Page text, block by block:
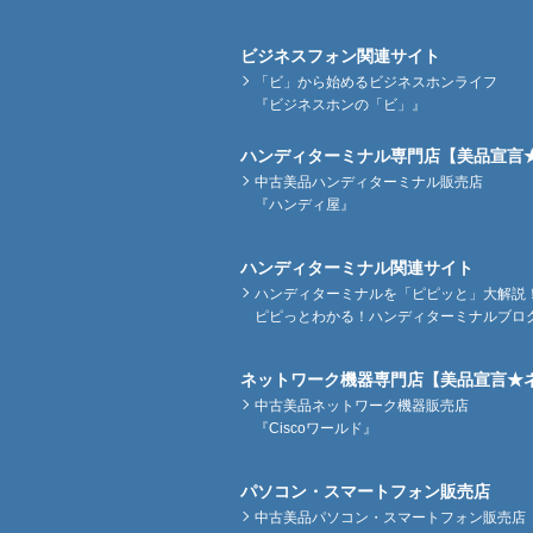
ビジネスフォン関連サイト
「ビ」から始めるビジネスホンライフ
『ビジネスホンの「ビ」』
ハンディターミナル専門店【美品宣
中古美品ハンディターミナル販売店
『ハンディ屋』
ハンディターミナル関連サイト
ハンディターミナルを「ピピッと」大解説
ピピっとわかる！ハンディターミナルブロ
ネットワーク機器専門店【美品宣言★
中古美品ネットワーク機器販売店
『Ciscoワールド』
パソコン・スマートフォン販売店
中古美品パソコン・スマートフォン販売店